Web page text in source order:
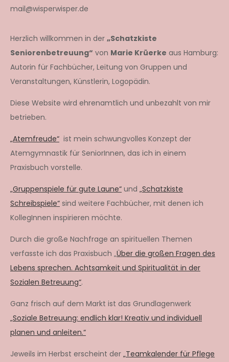
mail@wisperwisper.de
Herzlich willkommen in der „Schatzkiste
Seniorenbetreuung“ von Marie Krüerke aus Hamburg:
Autorin für Fachbücher, Leitung von Gruppen und
Veranstaltungen, Künstlerin, Logopädin.
Diese Website wird ehrenamtlich und unbezahlt von mir
betrieben.
„Atemfreude“ ist mein schwungvolles Konzept der
Atemgymnastik für SeniorInnen, das ich in einem
Praxisbuch vorstelle.
„Gruppenspiele für gute Laune“ und „Schatzkiste
Schreibspiele“ sind weitere Fachbücher, mit denen ich
KollegInnen inspirieren möchte.
Durch die große Nachfrage an spirituellen Themen
verfasste ich das Praxisbuch „Über die großen Fragen des
Lebens sprechen. Achtsamkeit und Spiritualität in der
Sozialen Betreuung“.
Ganz frisch auf dem Markt ist das Grundlagenwerk
„Soziale Betreuung: endlich klar! Kreativ und individuell
planen und anleiten.“
Jeweils im Herbst erscheint der „Teamkalender für Pflege